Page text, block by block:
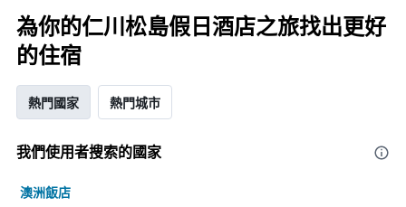
為你的仁川松島假日酒店之旅找出更好
的住宿
熱門國家 熱門城市
我們使用者搜索的國家
澳洲飯店